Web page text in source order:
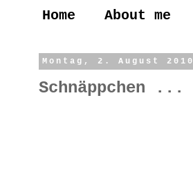
Home About me
Montag, 2. August 2010
Schnäppchen ...